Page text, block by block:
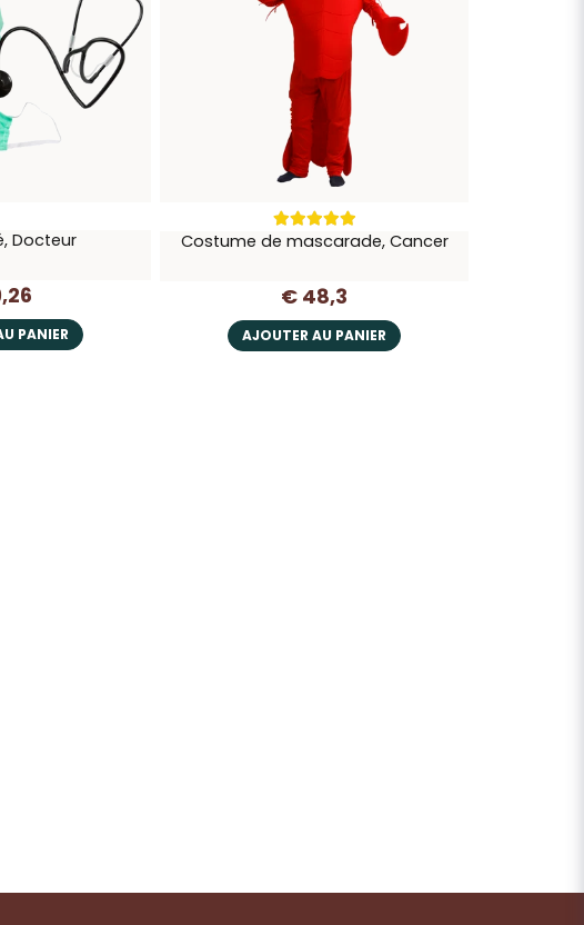
Docteur
PANIER
Costume de mascarade, Cancer
€ 48,3
AJOUTER AU PANIER